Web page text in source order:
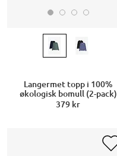
Langermet topp i 100%
økologisk bomull (2-pack)
379 kr